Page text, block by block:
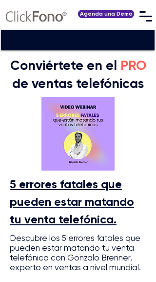
Agenda una Demo
Conviértete en el PRO
de ventas telefónicas
5 errores fatales que
pueden estar matando
tu venta telefónica.
Descubre los 5 errores fatales que
pueden estar matando tu venta
telefónica con Gonzalo Brenner,
experto en ventas a nivel mundial.